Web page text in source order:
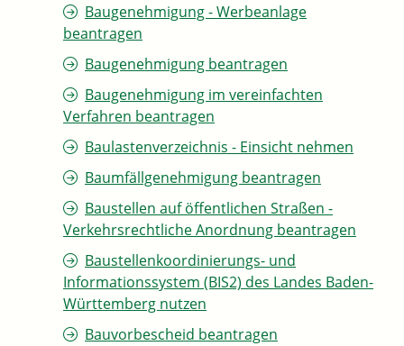
Baugenehmigung - Werbeanlage
beantragen
Baugenehmigung beantragen
Baugenehmigung im vereinfachten
Verfahren beantragen
Baulastenverzeichnis - Einsicht nehmen
Baumfällgenehmigung beantragen
Baustellen auf öffentlichen Straßen -
Verkehrsrechtliche Anordnung beantragen
Baustellenkoordinierungs- und
Informationssystem (BIS2) des Landes Baden-
Württemberg nutzen
Bauvorbescheid beantragen